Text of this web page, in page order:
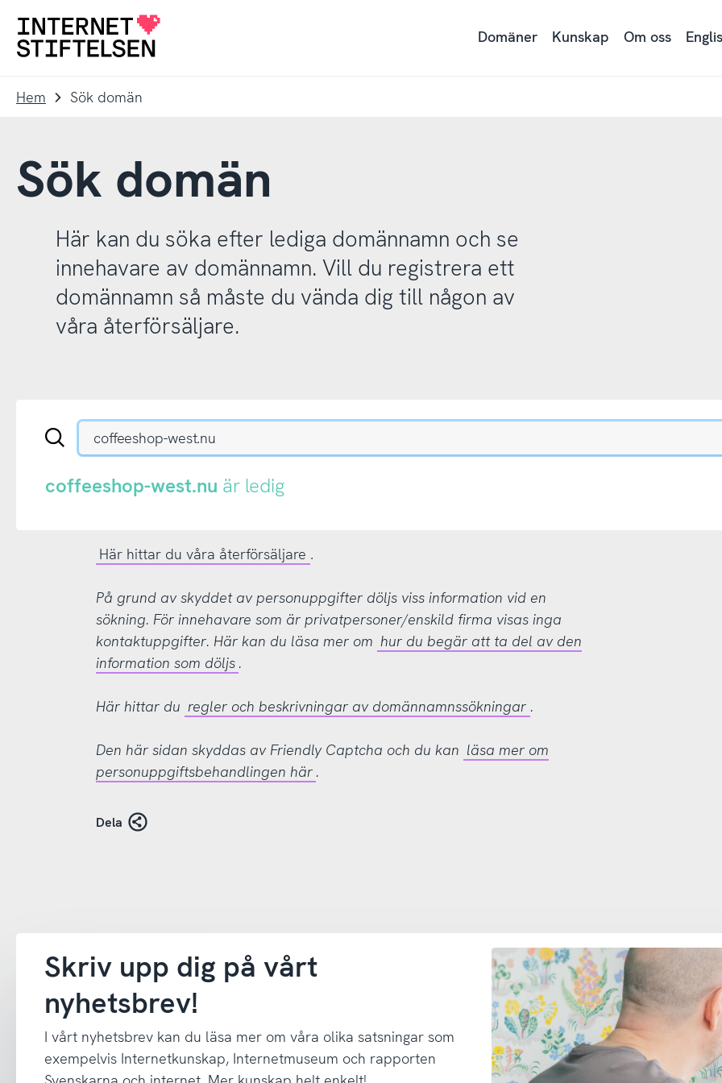
navigering
innehåll
Till
Domäner Kunskap Om oss
Hem Sök domän
Sök domän
Här kan du söka efter lediga domännamn och se
innehavare av domännamn. Vill du registrera ett
domännamn så måste du vända dig till någon av
våra återförsäljare.
Sök
.se-
eller
.nu-
coffeeshop-west.nu är ledig
Här hittar du våra återförsäljare .
På grund av skyddet av personuppgifter döljs viss information vid en
sökning. För innehavare som är privatpersoner/enskild firma visas inga
kontaktuppgifter. Här kan du läsa mer om hur du begär att ta del av den
information som döljs .
Här hittar du regler och beskrivningar av domännamnssökningar .
Den här sidan skyddas av Friendly Captcha och du kan läsa mer om
personuppgiftsbehandlingen här .
Dela
Skriv upp dig på vårt
nyhetsbrev!
I vårt nyhetsbrev kan du läsa mer om våra olika satsningar som
exempelvis Internetkunskap, Internetmuseum och rapporten